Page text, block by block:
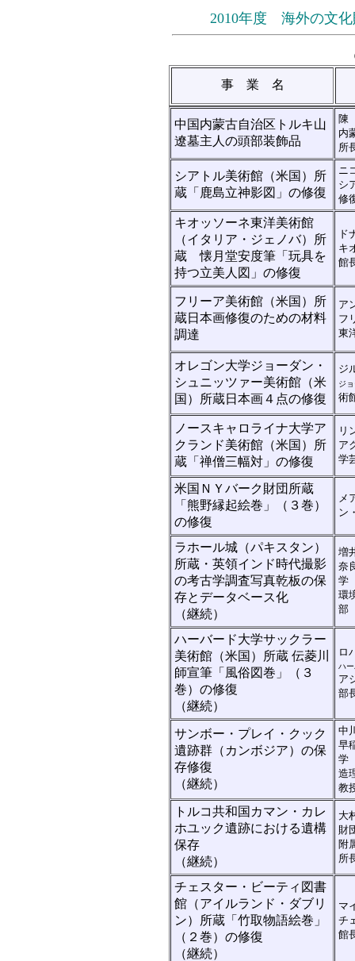
2010年度 海外の文
事 業 名
中国内蒙古自治区トルキ山
遼墓主人の頭部装飾品
陳
内
所
シアトル美術館（米国）所
蔵「鹿島立神影図」の修復
ニ
シ
修
キオッソーネ東洋美術館
（イタリア・ジェノバ）所
蔵 懐月堂安度筆「玩具を
持つ立美人図」の修復
ド
キ
館
フリーア美術館（米国）所
蔵日本画修復のための材料
調達
ア
フ
東
オレゴン大学ジョーダン・
シュニッツァー美術館（米
国）所蔵日本画４点の修復
ジ
ジ
術
ノースキャロライナ大学ア
クランド美術館（米国）所
蔵「禅僧三幅対」の修復
リ
ア
学
米国ＮＹバーク財団所蔵
「熊野縁起絵巻」（３巻）
の修復
メ
ン
ラホール城（パキスタン）
所蔵・英領インド時代撮影
の考古学調査写真乾板の保
存とデータベース化
（継続）
増
奈
環
ハーバード大学サックラー
美術館（米国）所蔵 伝菱川
師宣筆「風俗図巻」（３
巻）の修復
（継続）
ロ
ハ
ア
部
サンボー・プレイ・クック
遺跡群（カンボジア）の保
存修復
（継続）
中
早
造
教
トルコ共和国カマン・カレ
ホユック遺跡における遺構
保存
（継続）
大
財
附
所
チェスター・ビーティ図書
館（アイルランド・ダブリ
ン）所蔵「竹取物語絵巻」
（２巻）の修復
（継続）
マ
チ
館